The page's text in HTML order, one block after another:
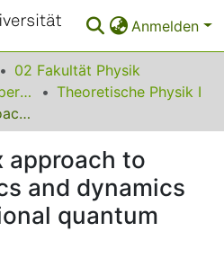
Anmelden
02 Fakultät Physik
Theoretische Festkörperphysik
Theoretische Physik I
Transfer matrix approach to thermodynamics and dynamics of one-dimensional quantum systems
approach to
and dynamics
quantum